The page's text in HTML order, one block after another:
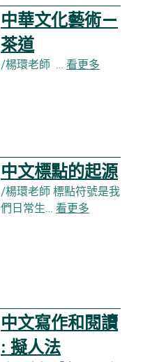
中華文化藝術—
茶道
/楊環老師 … 看更多
中文標點的起源
/楊環老師 標點符號是我
們日常生… 看更多
中文寫作和閱讀
: 擬人法